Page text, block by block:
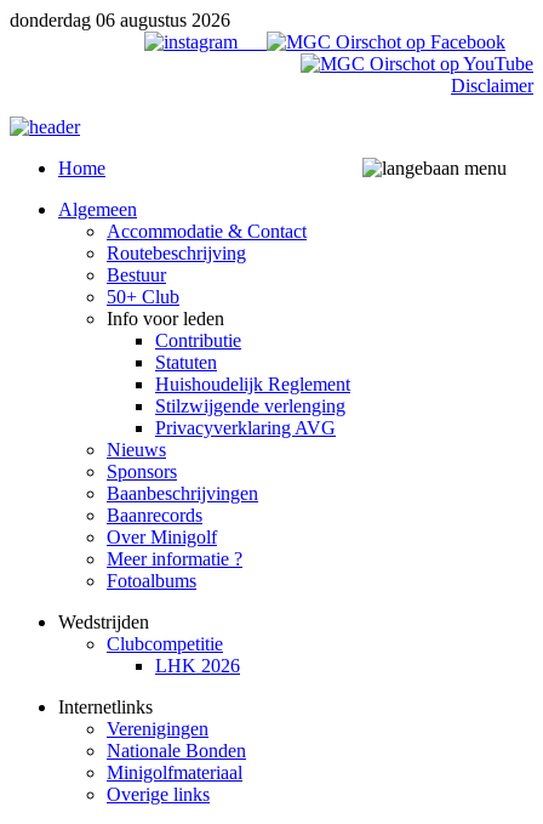
donderdag 06 augustus 2026
Disclaimer
Home
Algemeen
Accommodatie & Contact
Routebeschrijving
Bestuur
50+ Club
Info voor leden
Contributie
Statuten
Huishoudelijk Reglement
Stilzwijgende verlenging
Privacyverklaring AVG
Nieuws
Sponsors
Baanbeschrijvingen
Baanrecords
Over Minigolf
Meer informatie ?
Fotoalbums
Wedstrijden
Clubcompetitie
LHK 2026
Internetlinks
Verenigingen
Nationale Bonden
Minigolfmateriaal
Overige links